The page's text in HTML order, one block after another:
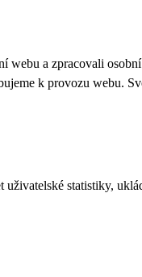
a zpracovali
k provozu webu.
statistiky,